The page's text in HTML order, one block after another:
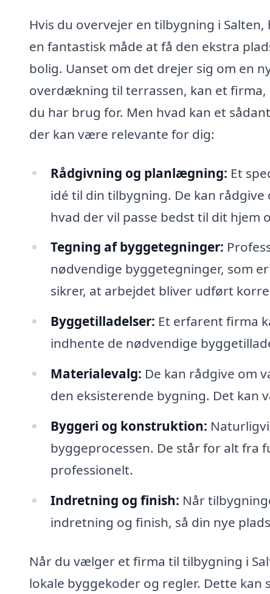
Hvis du overvejer en tilbygning i
en fantastisk måde at få den ekstra
bolig. Uanset om det drejer sig om en
overdækning til terrassen, kan et
du har brug for. Men hvad kan et
der kan være relevante for dig:
Rådgivning og planlægning: Et
idé til din tilbygning. De kan
hvad der vil passe bedst til dit hjem
Tegning af byggetegninger:
nødvendige byggetegninger, som
sikrer, at arbejdet bliver udført
Byggetilladelser: Et erfarent firma
indhente de nødvendige
Materialevalg: De kan rådgive om
den eksisterende bygning. Det
Byggeri og konstruktion:
byggeprocessen. De står for alt
professionelt.
Indretning og finish: Når
indretning og finish, så din nye
Når du vælger et firma til tilbygning i
lokale byggekoder og regler. Dette